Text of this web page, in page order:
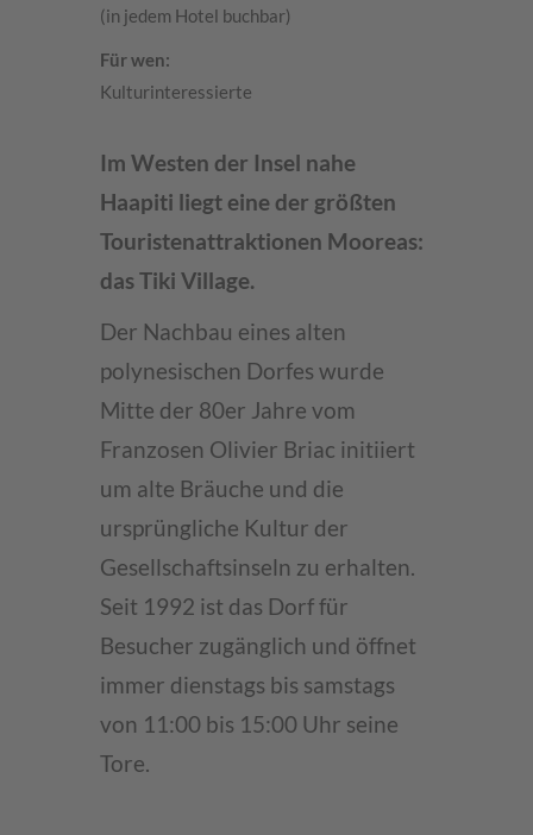
(in jedem Hotel buchbar)
Für wen:
Kulturinteressierte
Im Westen der Insel nahe
Haapiti liegt eine der größten
Touristenattraktionen Mooreas:
das Tiki Village.
Der Nachbau eines alten
polynesischen Dorfes wurde
Mitte der 80er Jahre vom
Franzosen Olivier Briac initiiert
um alte Bräuche und die
ursprüngliche Kultur der
Gesellschaftsinseln zu erhalten.
Seit 1992 ist das Dorf für
Besucher zugänglich und öffnet
immer dienstags bis samstags
von 11:00 bis 15:00 Uhr seine
Tore.